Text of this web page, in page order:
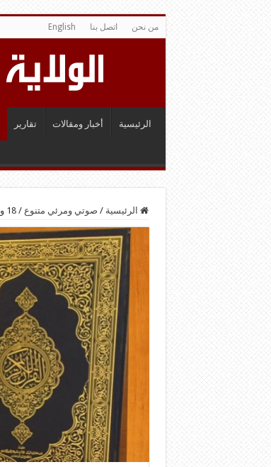
من نحن اتصل بنا English
الرئيسية أخبار ومقالات تقارير
الرئيسية / صوتي ومرئي متنوع / 18 وظيفة في زمن الغيبة